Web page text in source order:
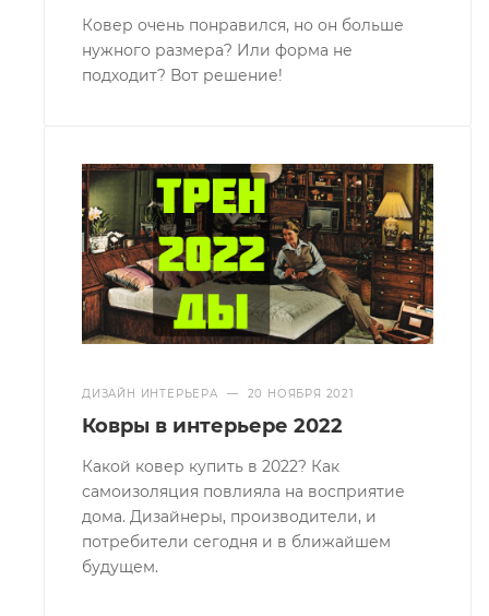
Ковер очень понравился, но он больше
нужного размера? Или форма не
подходит? Вот решение!
ДИЗАЙН ИНТЕРЬЕРА — 20 НОЯБРЯ 2021
Ковры в интерьере 2022
Какой ковер купить в 2022? Как
самоизоляция повлияла на восприятие
дома. Дизайнеры, производители, и
потребители сегодня и в ближайшем
будущем.